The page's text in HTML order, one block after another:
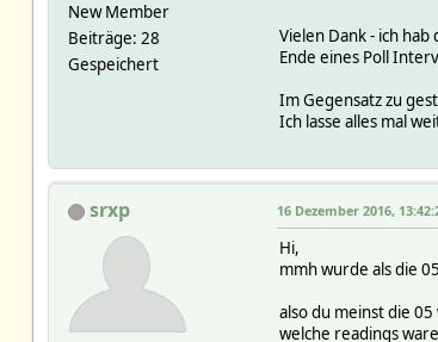
New Member
Beiträge: 28
Gespeichert
Vielen Dank - ich
Ende eines Poll
Im Gegensatz zu
Ich lasse alles mal
srxp 16 Dezember 2016,
Hi,
mmh wurde als die
also du meinst die
welche readings